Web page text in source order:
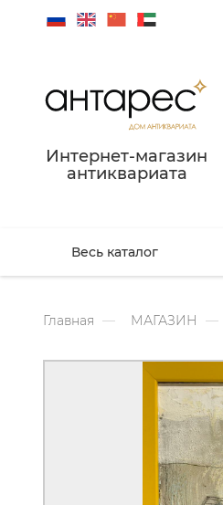
Интернет-магазин
антиквариата
Весь каталог
Главная МАГАЗИН